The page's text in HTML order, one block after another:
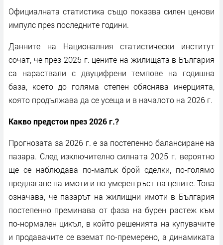
Официалната статистика също показва силен ценови
импулс през последните години.
Данните на Националния статистически институт
сочат, че през 2025 г. цените на жилищата в България
са нараствали с двуцифрени темпове на годишна
база, което до голяма степен обяснява инерцията,
която продължава да се усеща и в началото на 2026 г.
Какво предстои през 2026 г.?
Прогнозата за 2026 г. е за постепенно балансиране на
пазара. След изключително силната 2025 г. вероятно
ще се наблюдава по-малък брой сделки, по-голямо
предлагане на имоти и по-умерен ръст на цените. Това
означава, че пазарът на жилищни имоти в България
постепенно преминава от фаза на бурен растеж към
по-нормален цикъл, в който решенията на купувачите
и продавачите се вземат по-премерено, а динамиката